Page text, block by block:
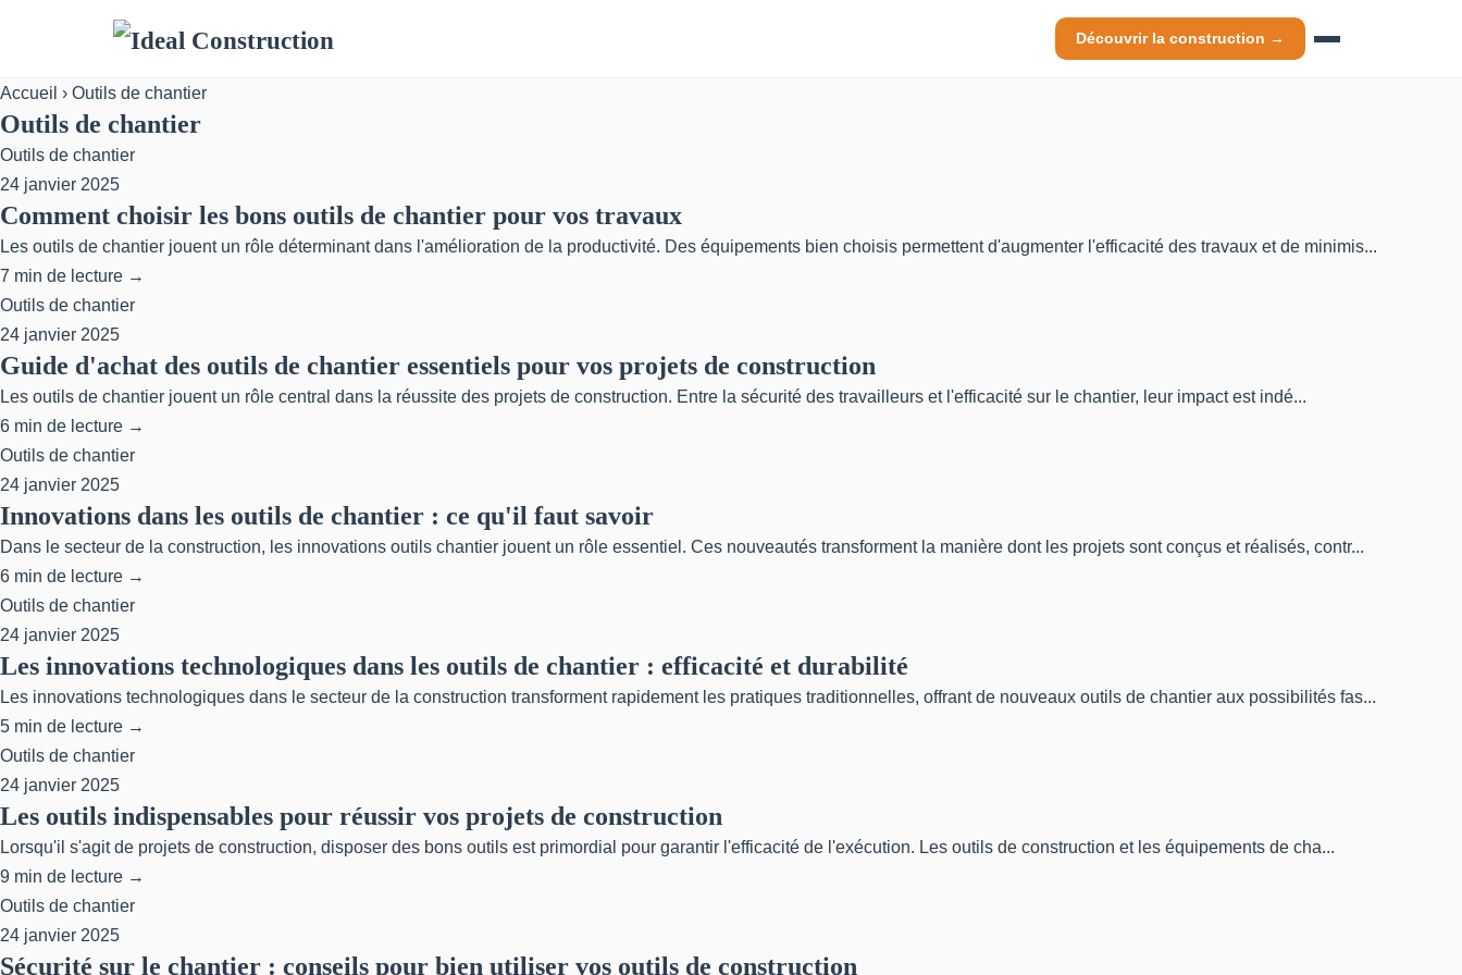
Découvrir la construction →
Accueil › Outils de chantier
Outils de chantier
Outils de chantier
24 janvier 2025
Comment choisir les bons outils de chantier pour vos travaux
Les outils de chantier jouent un rôle déterminant dans l'amélioration de la productivité. Des équipements bien choisis permettent d'augmenter l'efficacité des travaux et de minimis...
7 min de lecture →
Outils de chantier
24 janvier 2025
Guide d'achat des outils de chantier essentiels pour vos projets de construction
Les outils de chantier jouent un rôle central dans la réussite des projets de construction. Entre la sécurité des travailleurs et l'efficacité sur le chantier, leur impact est indé...
6 min de lecture →
Outils de chantier
24 janvier 2025
Innovations dans les outils de chantier : ce qu'il faut savoir
Dans le secteur de la construction, les innovations outils chantier jouent un rôle essentiel. Ces nouveautés transforment la manière dont les projets sont conçus et réalisés, contr...
6 min de lecture →
Outils de chantier
24 janvier 2025
Les innovations technologiques dans les outils de chantier : efficacité et durabilité
Les innovations technologiques dans le secteur de la construction transforment rapidement les pratiques traditionnelles, offrant de nouveaux outils de chantier aux possibilités fas...
5 min de lecture →
Outils de chantier
24 janvier 2025
Les outils indispensables pour réussir vos projets de construction
Lorsqu'il s'agit de projets de construction, disposer des bons outils est primordial pour garantir l'efficacité de l'exécution. Les outils de construction et les équipements de cha...
9 min de lecture →
Outils de chantier
24 janvier 2025
Sécurité sur le chantier : conseils pour bien utiliser vos outils de construction